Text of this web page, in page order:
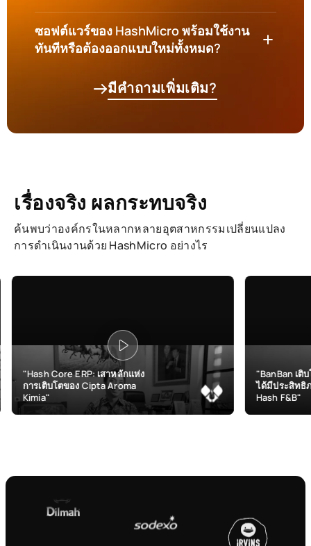
มีคำถามเพิ่มเติม?
ซอฟต์แวร์ของ HashMicro พร้อมใช้งาน
ทันทีหรือต้องออกแบบใหม่ทั้งหมด?
เรื่องจริง ผลกระทบจริง
ค้นพบว่าองค์กรในหลากหลายอุตสาหกรรมเปลี่ยนแปลง
การดำเนินงานด้วย HashMicro อย่างไร
ERP: เสาหลักแห่ง
อง Cipta Aroma
"BanBan เติบโตและบริหารส
ได้มีประสิทธิภาพมากขึ้นด้วย
Hash F&B"